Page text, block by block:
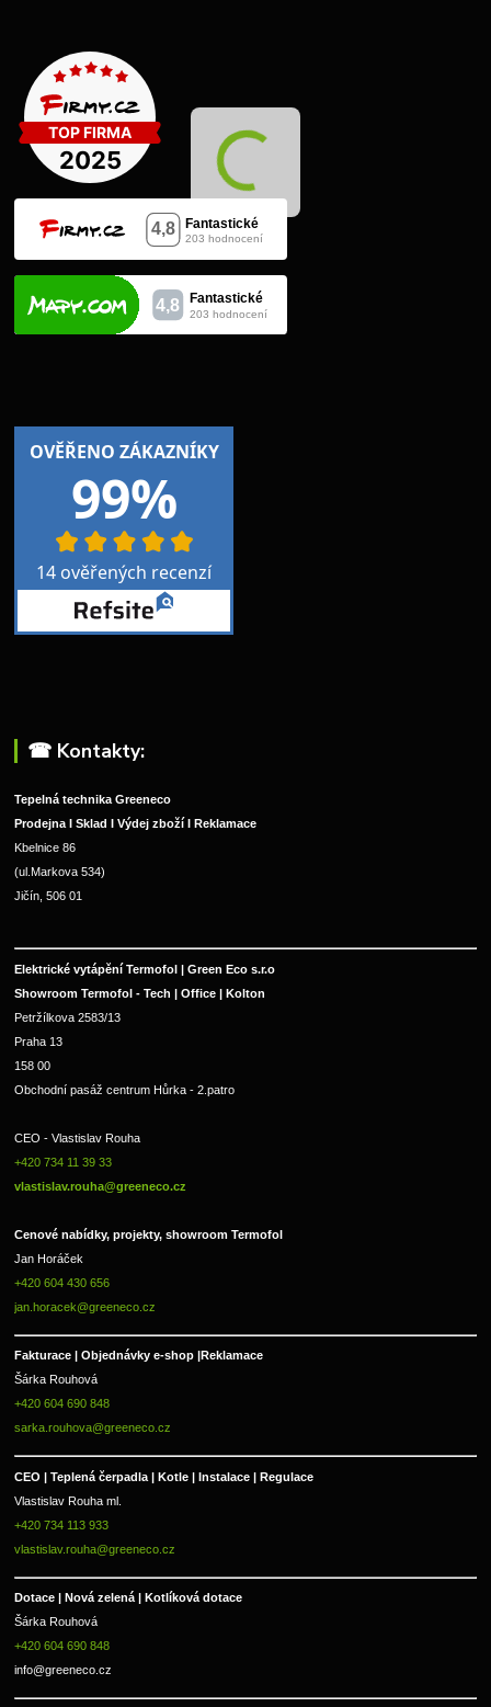
☎︎ Kontakty:
Tepelná technika Greeneco
Prodejna I Sklad I Výdej zboží I Reklamace
Kbelnice 86
(ul.Markova 534)
Jičín, 506 01
Elektrické vytápění Termofol | Green Eco s.r.o
Showroom Termofol - Tech | Office | Kolton
Petržílkova 2583/13
Praha 13
158 00
Obchodní pasáž centrum Hůrka - 2.patro
CEO - Vlastislav Rouha
+420 734 11 39 33
vlastislav.rouha@greeneco.cz
Cenové nabídky, projekty, showroom Termofol
Jan Horáček
+420 604 430 656
jan.horacek@greeneco.cz
Fakturace | Objednávky e-shop |Reklamace
Šárka Rouhová
+420 604 690 848
sarka.rouhova@greeneco.cz
CEO | Teplená čerpadla | Kotle | Instalace | Regulace
Vlastislav Rouha ml.
+420 734 113 933
vlastislav.rouha@greeneco.cz
Dotace | Nová zelená | Kotlíková dotace
Šárka Rouhová
+420 604 690 848
info@greeneco.cz